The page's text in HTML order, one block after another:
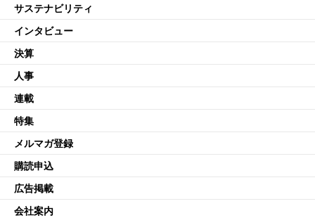
サステナビリティ
インタビュー
決算
人事
連載
特集
メルマガ登録
購読申込
広告掲載
会社案内